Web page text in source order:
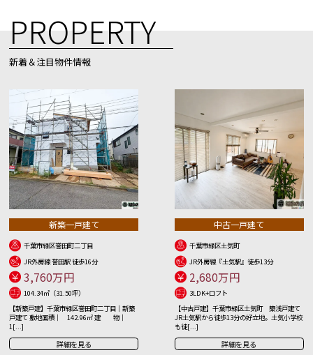
PROPERTY
新着＆注目物件情報
新築一戸建て
千葉市緑区誉田町二丁目
JR外房線 誉田駅 徒歩16分
3,760万円
104.34㎡（31.50坪）
【新築戸建】千葉市緑区誉田町二丁目｜新築
戸建て 敷地面積｜ 142.96㎡ 建 物｜
1[...]
詳細を見る
中古一戸建て
千葉市緑区土気町
JR外房線『土気駅』徒歩13分
2,680万円
3LDK+ロフト
【中古戸建】千葉市緑区土気町 築浅戸建て
JR土気駅から徒歩13分の好立地。土気小学校
も徒[...]
詳細を見る